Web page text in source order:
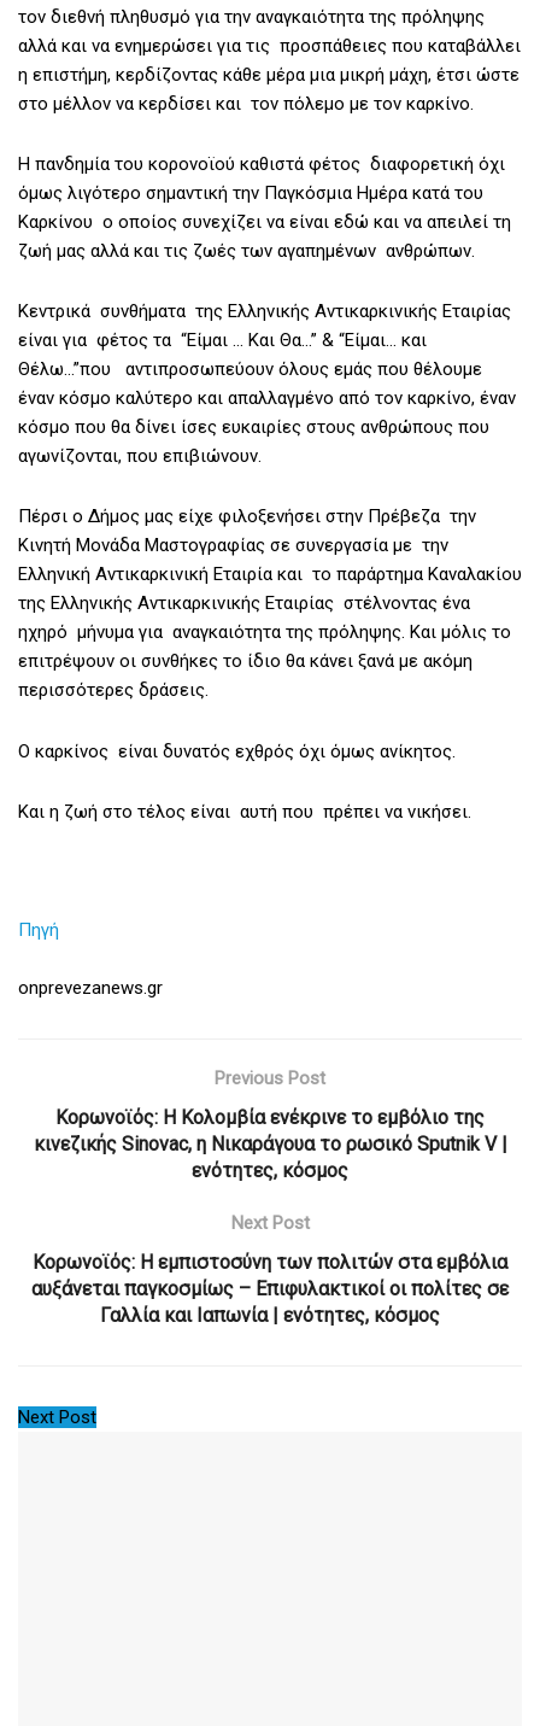
τον διεθνή πληθυσμό για την αναγκαιότητα της πρόληψης
αλλά και να ενημερώσει για τις προσπάθειες που καταβάλλει
η επιστήμη, κερδίζοντας κάθε μέρα μια μικρή μάχη, έτσι ώστε
στο μέλλον να κερδίσει και τον πόλεμο με τον καρκίνο.
Η πανδημία του κορονοϊού καθιστά φέτος διαφορετική όχι
όμως λιγότερο σημαντική την Παγκόσμια Ημέρα κατά του
Καρκίνου ο οποίος συνεχίζει να είναι εδώ και να απειλεί τη
ζωή μας αλλά και τις ζωές των αγαπημένων ανθρώπων.
Κεντρικά συνθήματα της Ελληνικής Αντικαρκινικής Εταιρίας
είναι για φέτος τα “Είμαι … Και Θα…” & “Είμαι… και
Θέλω…”που αντιπροσωπεύουν όλους εμάς που θέλουμε
έναν κόσμο καλύτερο και απαλλαγμένο από τον καρκίνο, έναν
κόσμο που θα δίνει ίσες ευκαιρίες στους ανθρώπους που
αγωνίζονται, που επιβιώνουν.
Πέρσι ο Δήμος μας είχε φιλοξενήσει στην Πρέβεζα την
Κινητή Μονάδα Μαστογραφίας σε συνεργασία με την
Ελληνική Αντικαρκινική Εταιρία και το παράρτημα Καναλακίου
της Ελληνικής Αντικαρκινικής Εταιρίας στέλνοντας ένα
ηχηρό μήνυμα για αναγκαιότητα της πρόληψης. Και μόλις το
επιτρέψουν οι συνθήκες το ίδιο θα κάνει ξανά με ακόμη
περισσότερες δράσεις.
Ο καρκίνος είναι δυνατός εχθρός όχι όμως ανίκητος.
Και η ζωή στο τέλος είναι αυτή που πρέπει να νικήσει.
Πηγή
onprevezanews.gr
Previous Post
Κορωνοϊός: Η Κολομβία ενέκρινε το εμβόλιο της
κινεζικής Sinovac, η Νικαράγουα το ρωσικό Sputnik V |
ενότητες, κόσμος
Next Post
Κορωνοϊός: Η εμπιστοσύνη των πολιτών στα εμβόλια
αυξάνεται παγκοσμίως – Επιφυλακτικοί οι πολίτες σε
Γαλλία και Ιαπωνία | ενότητες, κόσμος
Next Post